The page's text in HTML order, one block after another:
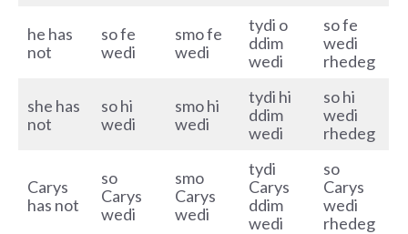
he has
not
so fe
wedi
smo fe
wedi
tydi o
ddim
wedi
so fe
wedi
rhedeg
she has
not
so hi
wedi
smo hi
wedi
tydi hi
ddim
wedi
so hi
wedi
rhedeg
Carys
has not
so
Carys
wedi
smo
Carys
wedi
tydi
Carys
ddim
wedi
so
Carys
wedi
rhedeg